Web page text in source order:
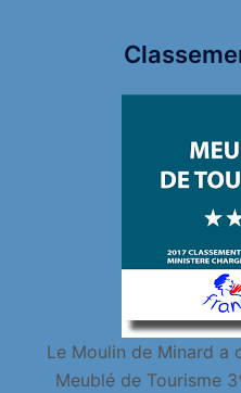
Le Moulin de Minard a
Meublé de Tourisme